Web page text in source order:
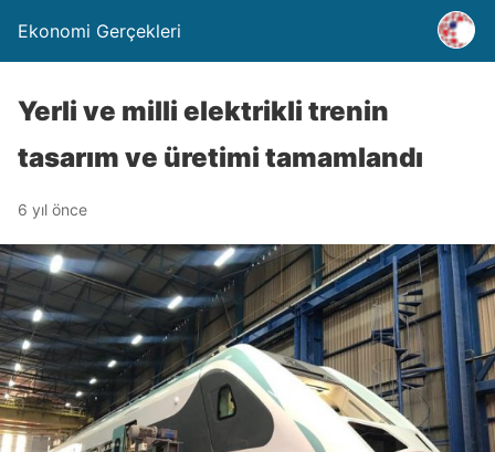
Ekonomi Gerçekleri
Yerli ve milli elektrikli trenin
tasarım ve üretimi tamamlandı
6 yıl önce